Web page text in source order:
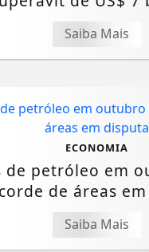
Saiba Mais
ECONOMIA
de petróleo em
de áreas
Saiba Mais